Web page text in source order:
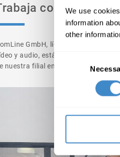
We use
information
other
Consent
Selection
con nosotros
GmbH, líder internacional
y audio, está buscando un/a
nuestra filial en España. ¡Forma